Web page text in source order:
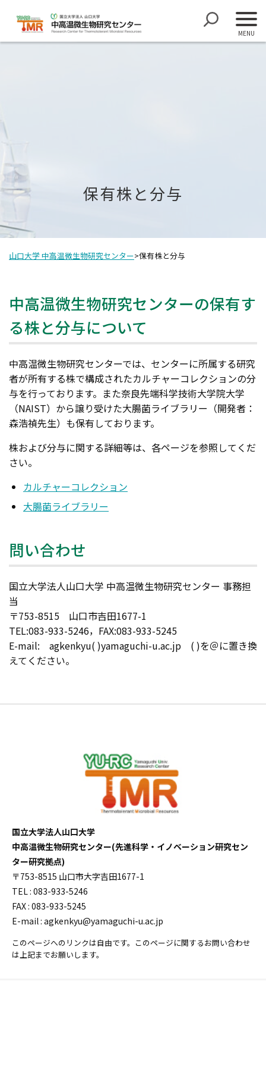
保有株と分与
山口大学 中高温微生物研究センター>保有株と分与
中高温微生物研究センターの保有す
る株と分与について
中高温微生物研究センターでは、センターに所属する研究
者が所有する株で構成されたカルチャーコレクションの分
与を行っております。また奈良先端科学技術大学院大学
（NAIST）から譲り受けた大腸菌ライブラリー（開発者：
森浩禎先生）も保有しております。
株および分与に関する詳細等は、各ページを参照してくだ
さい。
カルチャーコレクション
大腸菌ライブラリー
問い合わせ
国立大学法人山口大学 中高温微生物研究センター 事務担
当
〒753-8515 山口市吉田1677-1
TEL:083-933-5246，FAX:083-933-5245
E-mail: agkenkyu( )yamaguchi-u.ac.jp ( )を＠に置き換
えてください。
国立大学法人山口大学
中高温微生物研究センター(先進科学・イノベーション研究セン
ター研究拠点)
〒753-8515 山口市大字吉田1677-1
TEL : 083-933-5246
FAX : 083-933-5245
E-mail : agkenkyu@yamaguchi-u.ac.jp
このページへのリンクは自由です。このページに関するお問い合わせ
は上記までお願いします。